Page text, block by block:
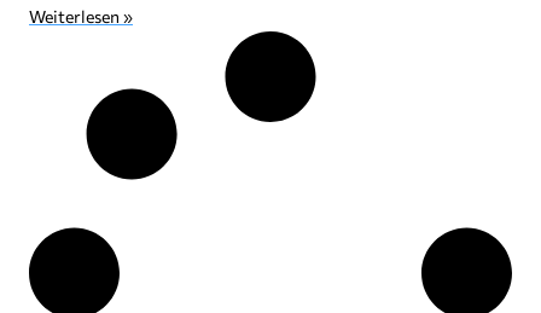
Weiterlesen »